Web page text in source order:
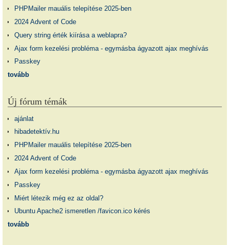
PHPMailer mauális telepítése 2025-ben
2024 Advent of Code
Query string érték kiírása a weblapra?
Ajax form kezelési probléma - egymásba ágyazott ajax meghívás
Passkey
tovább
Új fórum témák
ajánlat
hibadetektív.hu
PHPMailer mauális telepítése 2025-ben
2024 Advent of Code
Ajax form kezelési probléma - egymásba ágyazott ajax meghívás
Passkey
Miért létezik még ez az oldal?
Ubuntu Apache2 ismeretlen /favicon.ico kérés
tovább